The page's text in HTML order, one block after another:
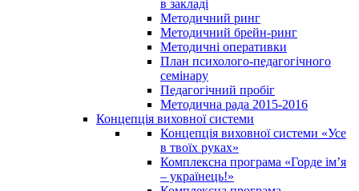
в закладі
Методичний ринг
Методичний брейн-ринг
Методичні оперативки
План психолого-педагогічного
семінару
Педагогічний пробіг
Методична рада 2015-2016
Концепція виховної системи
Концепція виховної системи «Усе
в твоїх руках»
Комплексна програма «Горде ім’я
– українець!»